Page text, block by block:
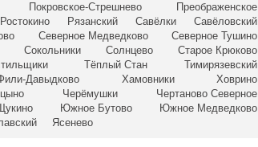
Покровское-Стрешнево
Преображенское
Ростокино Рязанский Савёлки
Савёловский
Северное Медведково
Северное Тушино
Сокольники Солнцево
Старое Крюково
Тёплый Стан
Тимирязевский
Давыдково Хамовники
Ховрино
Черёмушки
Чертаново Северное
Южное Бутово
Южное Медведково
Ясенево